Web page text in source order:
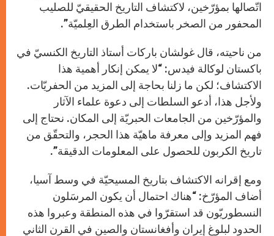
اتّصالها بمؤرّخين، لاكتشاف التاريخ الحقيقيّ للصليب
المحفور من الصخر باستخدام الطرق العِلميّة”.
من ناحيته، قال غولشان باركات أستاذ التاريخ الكنسيّ في
باكستان لوكالة فيدس: “لا يمكن إنكار أهمية هذا
الاكتشاف؛ لكن ما زلنا بحاجة إلى المزيد من الحفريّات.
ولأجل هذا، أدعو السلطات إلى دعوة علماء الآثار
والمؤرّخين من الجامعات الحبريّة إلى المكان. نحتاج إلى
فهم المزيد وإلى معرفة ماهيّة هذا الحجر، والتحقّق من
تاريخ الكربون للحصول على المعلومات الدقيقة”.
ومع إقرانه الاكتشاف بتاريخ المسيحيّة في وسط آسيا،
أضاف المؤرّخ: “هناك احتمال أن يكون المرسَلون
النسطوريّون قد استقرّوا في هذه المنطقة وعبروا هذه
الحدود لبلوغ إيران وأفغانستان والصين في القرن الثاني